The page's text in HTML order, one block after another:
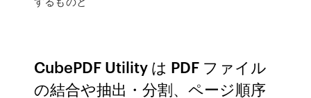
CubePDF Utility は PDF ファイル
の結合や抽出・分割、ページ順序